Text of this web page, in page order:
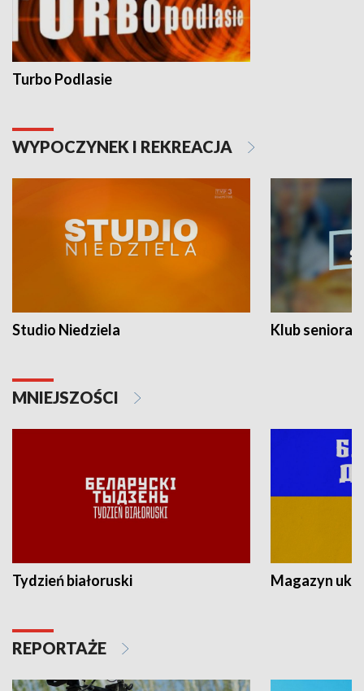
Turbo Podlasie
WYPOCZYNEK I REKREACJA
Studio Niedziela Klub seniora
MNIEJSZOŚCI
Tydzień białoruski Magazyn
REPORTAŻE